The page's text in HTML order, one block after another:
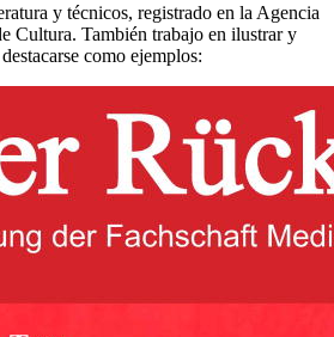
y técnicos, registrado en la Agencia
Cultura. También trabajo en ilustrar y
como ejemplos: